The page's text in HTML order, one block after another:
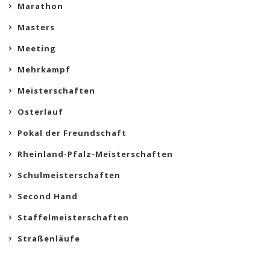
Marathon
Masters
Meeting
Mehrkampf
Meisterschaften
Osterlauf
Pokal der Freundschaft
Rheinland-Pfalz-Meisterschaften
Schulmeisterschaften
Second Hand
Staffelmeisterschaften
Straßenläufe